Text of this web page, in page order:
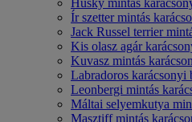
Husky mintás
Ír szetter mintás
Jack Russel terrier
Kis olasz agár
Kuvasz mintás
Labradoros karácsonyi
Leonbergi mintás
Máltai selyemkutya
Masztiff mintás